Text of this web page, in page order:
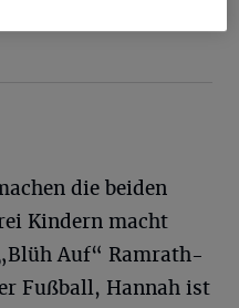
die beiden
Kindern macht
Auf“ Ramrath-
Fußball, Hannah ist